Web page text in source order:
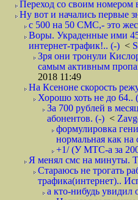
Переход со своим номером
Ну вот и начались первые
с 500 на 50 СМС,- это
Воры. Украденные ими
интернет-трафик!.. (-) <
Зря они тронули
самым активным
2018 11:49
На Ксеноне скорость
Хорошо хоть не до 64..
За 700 рублей в
абонентов. (-) <
формулировка
нормальная как на
+1/ (У МТС-а за
Я менял смс на минуты.
Стараюсь не трогать
трафика(интернет)..
а кто-нибудь